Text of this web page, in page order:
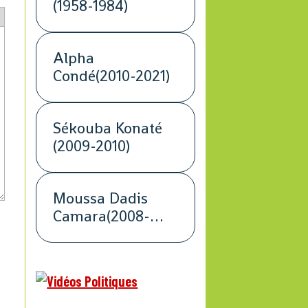
(1958-1984)
Alpha
Condé(2010-2021)
Sékouba Konaté
(2009-2010)
Moussa Dadis
Camara(2008-